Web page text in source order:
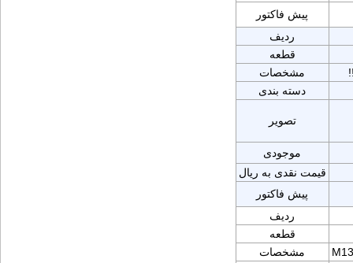
پیش فاکتور
ردیف
قطعه
مشخصات
دسته بندی
تصویر
موجودی
قیمت نقدی به ریال
پیش فاکتور
ردیف
قطعه
مشخصات